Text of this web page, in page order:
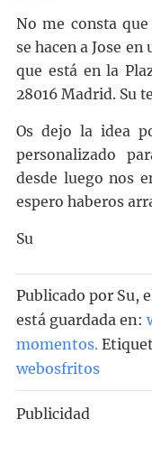
No me consta
se hacen a Jose
que está en la
28016 Madrid. Su
Os dejo la idea
personalizado
desde luego nos
espero haberos
Su
Publicado por Su,
está guardada en:
momentos.
webosfritos
Publicidad